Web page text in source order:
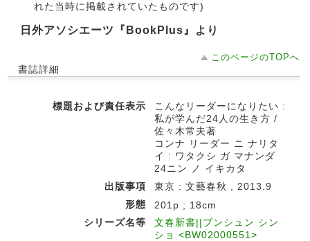
れた当時に掲載されていたものです)
日外アソシエーツ『BookPlus』より
このページのTOPへ
書誌詳細
標題および責任表示
こんなリーダーになりたい :
私が学んだ24人の生き方 /
佐々木常夫著
コンナ リーダー ニ ナリタ
イ : ワタクシ ガ マナンダ
24ニン ノ イキカタ
出版事項
東京 : 文藝春秋 , 2013.9
形態
201p ; 18cm
シリーズ名等
文春新書||ブンシュン シン
ショ <BW02000551>